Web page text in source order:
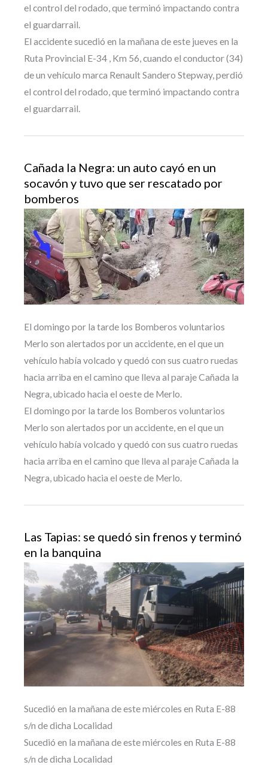
el control del rodado, que terminó impactando contra
el guardarrail.
El accidente sucedió en la mañana de este jueves en la
Ruta Provincial E-34 , Km 56, cuando el conductor (34)
de un vehículo marca Renault Sandero Stepway, perdió
el control del rodado, que terminó impactando contra
el guardarrail.
Cañada la Negra: un auto cayó en un
socavón y tuvo que ser rescatado por
bomberos
El domingo por la tarde los Bomberos voluntarios
Merlo son alertados por un accidente, en el que un
vehículo había volcado y quedó con sus cuatro ruedas
hacia arriba en el camino que lleva al paraje Cañada la
Negra, ubicado hacia el oeste de Merlo.
El domingo por la tarde los Bomberos voluntarios
Merlo son alertados por un accidente, en el que un
vehículo había volcado y quedó con sus cuatro ruedas
hacia arriba en el camino que lleva al paraje Cañada la
Negra, ubicado hacia el oeste de Merlo.
Las Tapias: se quedó sin frenos y terminó
en la banquina
Sucedió en la mañana de este miércoles en Ruta E-88
s/n de dicha Localidad
Sucedió en la mañana de este miércoles en Ruta E-88
s/n de dicha Localidad